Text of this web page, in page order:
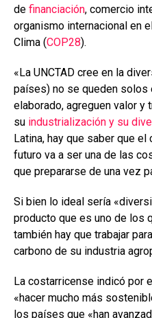
de financiación, comercio
organismo internacional en
Clima (COP28).
«La UNCTAD cree en la
países) no se queden solos
elaborado, agreguen valor y
su industrialización y su
Latina, hay que saber que
futuro va a ser una de las
que prepararse de una vez
Si bien lo ideal sería
producto que es uno de los
también hay que trabajar
carbono de su industria
La costarricense indicó por
«hacer mucho más
los países que «han